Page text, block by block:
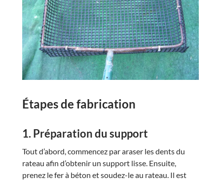
Étapes de fabrication
1. Préparation du support
Tout d’abord, commencez par araser les dents du
rateau afin d’obtenir un support lisse. Ensuite,
prenez le fer à béton et soudez-le au rateau. Il est